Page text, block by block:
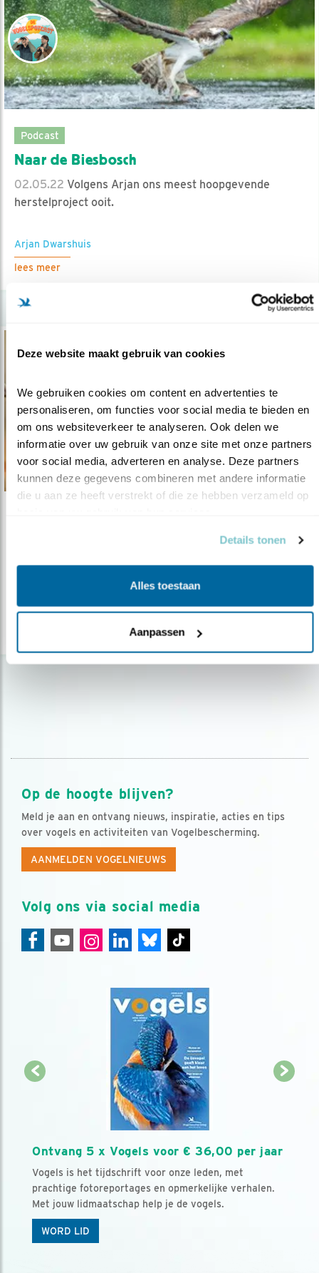
Deze website maakt gebruik van cookies
We gebruiken cookies om content en advertenties te
personaliseren, om functies voor social media te bieden en
om ons websiteverkeer te analyseren. Ook delen we
informatie over uw gebruik van onze site met onze partners
voor social media, adverteren en analyse. Deze partners
kunnen deze gegevens combineren met andere informatie
die u aan ze heeft verstrekt of die ze hebben verzameld op
Details tonen
Alles toestaan
Aanpassen
Podcast
Naar de Biesbosch
02.05.22 Volgens Arjan ons meest hoopgevende
herstelproject ooit.
Arjan Dwarshuis
lees meer
14.03.22Zoek de vogel-big-5 in de Biesbosch.
Lars Soerink
Op de hoogte blijven?
Meld je aan en ontvang nieuws, inspiratie, acties en tips
over vogels en activiteiten van Vogelbescherming.
AANMELDEN VOGELNIEUWS
Volg ons via social media
Ontvang 5 x Vogels voor € 36,00 per jaar
Vogels is het tijdschrift voor onze leden, met
prachtige fotoreportages en opmerkelijke verhalen.
Met jouw lidmaatschap help je de vogels.
WORD LID